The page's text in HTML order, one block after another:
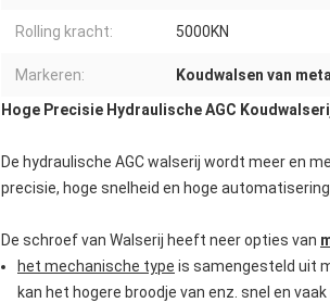
Rolling kracht: 5000KN
Markeren: Koudwalsen van
Hoge Precisie Hydraulische AGC
De hydraulische AGC walserij wordt meer en
precisie, hoge snelheid en hoge automatisering
De schroef van Walserij heeft neer opties van
het mechanische type is samengesteld uit
kan het hogere broodje van enz. snel en